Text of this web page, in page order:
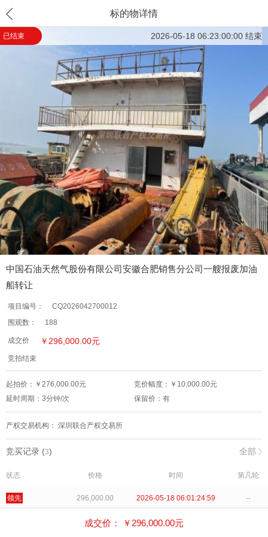
标的物详情
已结束 2026-05-18 06:23:00:00 结束
中国石油天然气股份有限公司安徽合肥销售分公司一艘报废加油
船转让
项目编号：
CQ2026042700012
围观数：
188
成交价 ￥ 296,000.00元
竞拍结束
起拍价：￥ 276,000.00元 竞价幅度：￥ 10,000.00元
延时周期： 3分钟/次 保留价： 有
产权交易机构： 深圳联合产权交易所
竞买记录 (3) 全部
状态 价格 时间 第几轮
领先 296,000.00 2026-05-18 06:01:24:59 --
286,000.00 2026-05-18 06:01:01:26
成交价： ￥ 296,000.00元